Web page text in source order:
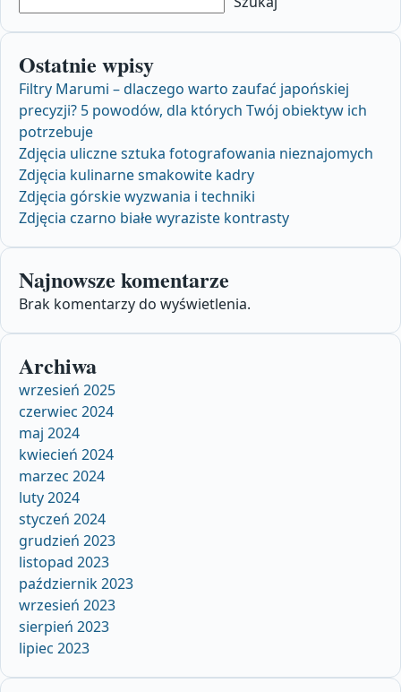
Ostatnie wpisy
Filtry Marumi – dlaczego warto zaufać japońskiej
precyzji? 5 powodów, dla których Twój obiektyw ich
potrzebuje
Zdjęcia uliczne sztuka fotografowania nieznajomych
Zdjęcia kulinarne smakowite kadry
Zdjęcia górskie wyzwania i techniki
Zdjęcia czarno białe wyraziste kontrasty
Najnowsze komentarze
Brak komentarzy do wyświetlenia.
Archiwa
wrzesień 2025
czerwiec 2024
maj 2024
kwiecień 2024
marzec 2024
luty 2024
styczeń 2024
grudzień 2023
listopad 2023
październik 2023
wrzesień 2023
sierpień 2023
lipiec 2023